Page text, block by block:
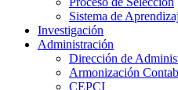
Sistema de
Investigación
Administración
Dirección de
Armonización
CEPCI